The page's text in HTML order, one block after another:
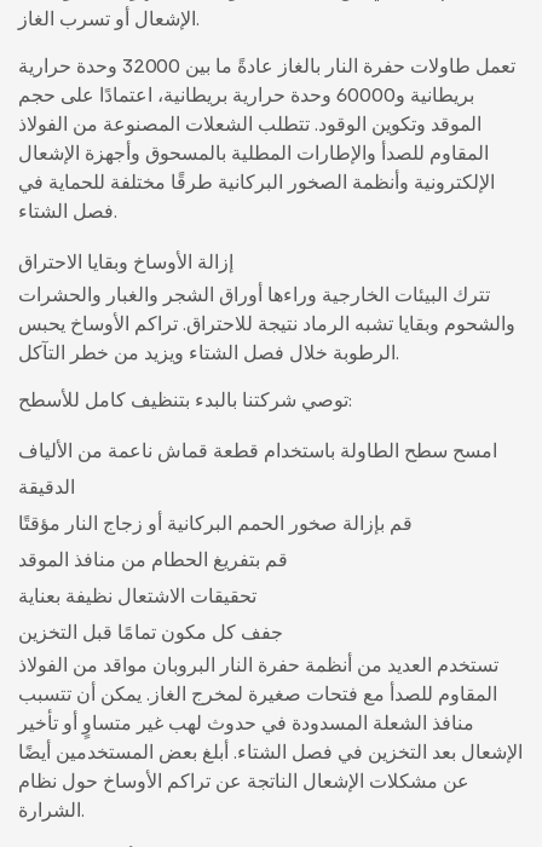
الإشعال أو تسرب الغاز.
تعمل طاولات حفرة النار بالغاز عادةً ما بين 32000 وحدة حرارية
بريطانية و60000 وحدة حرارية بريطانية، اعتمادًا على حجم
الموقد وتكوين الوقود. تتطلب الشعلات المصنوعة من الفولاذ
المقاوم للصدأ والإطارات المطلية بالمسحوق وأجهزة الإشعال
الإلكترونية وأنظمة الصخور البركانية طرقًا مختلفة للحماية في
فصل الشتاء.
إزالة الأوساخ وبقايا الاحتراق
تترك البيئات الخارجية وراءها أوراق الشجر والغبار والحشرات
والشحوم وبقايا تشبه الرماد نتيجة للاحتراق. تراكم الأوساخ يحبس
الرطوبة خلال فصل الشتاء ويزيد من خطر التآكل.
توصي شركتنا بالبدء بتنظيف كامل للأسطح:
امسح سطح الطاولة باستخدام قطعة قماش ناعمة من الألياف
الدقيقة
قم بإزالة صخور الحمم البركانية أو زجاج النار مؤقتًا
قم بتفريغ الحطام من منافذ الموقد
تحقيقات الاشتعال نظيفة بعناية
جفف كل مكون تمامًا قبل التخزين
تستخدم العديد من أنظمة حفرة النار البروبان مواقد من الفولاذ
المقاوم للصدأ مع فتحات صغيرة لمخرج الغاز. يمكن أن تتسبب
منافذ الشعلة المسدودة في حدوث لهب غير متساوٍ أو تأخير
الإشعال بعد التخزين في فصل الشتاء. أبلغ بعض المستخدمين أيضًا
عن مشكلات الإشعال الناتجة عن تراكم الأوساخ حول نظام
الشرارة.